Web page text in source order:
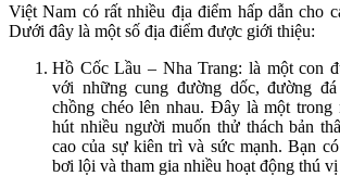
Việt Nam có rất nhiều địa điểm hấp dẫn cho
Dưới đây là một số địa điểm được giới thiệu:
Hồ Cốc Lầu – Nha Trang: là một con
với những cung đường dốc, đường
chồng chéo lên nhau. Đây là một trong
hút nhiều người muốn thử thách bản
cao của sự kiên trì và sức mạnh. Bạn
bơi lội và tham gia nhiều hoạt động thú vị